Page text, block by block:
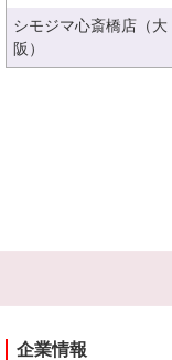
シモジマ心斎橋店（大
阪）
企業情報